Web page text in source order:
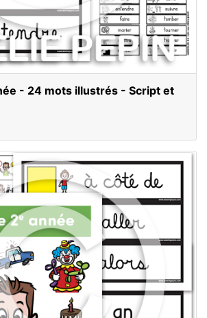
- 24 mots illustrés - Script et